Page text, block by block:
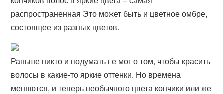
распространенная Это может быть и цветное омбре,
состоящее из разных цветов.
Раньше никто и подумать не мог о том, чтобы красить
волосы в какие-то яркие оттенки. Но времена
меняются, и теперь необычного цвета кончики или же